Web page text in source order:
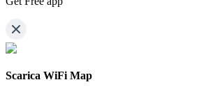
Scarica WiFi Map